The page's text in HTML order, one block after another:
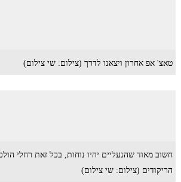
טאצ' אפ אחרון ויצאנו לדרך (צילום: שי צילום)
חשוב מאוד שהנעליים יהיו נוחות, בכל זאת רחלי
הריקודים (צילום: שי צילום)